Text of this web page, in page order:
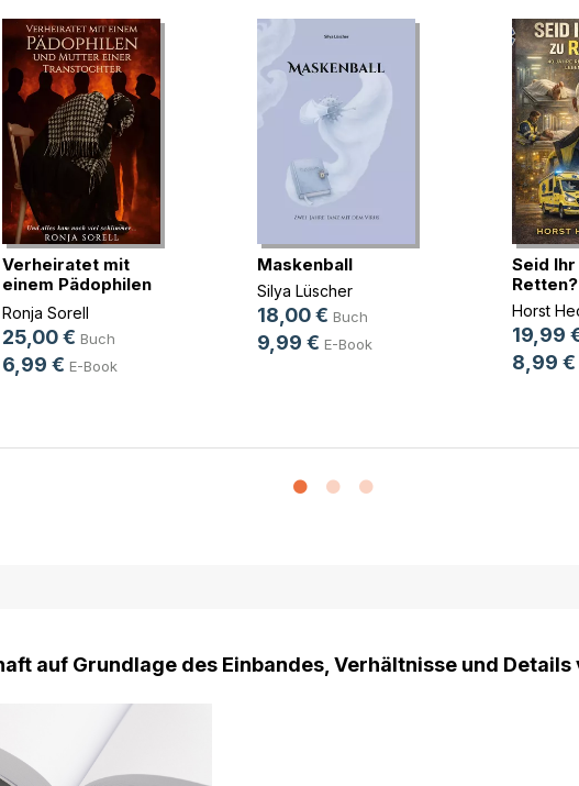
Verheiratet mit
einem Pädophilen
u(...)
Ronja Sorell
25,00 € Buch
6,99 € E-Book
Maskenball
Silya Lüscher
18,00 € Buch
9,99 € E-Book
Seid Ihr
Retten?
Horst
19,99
8,99 €
auf Grundlage des Einbandes, Verhältnisse und